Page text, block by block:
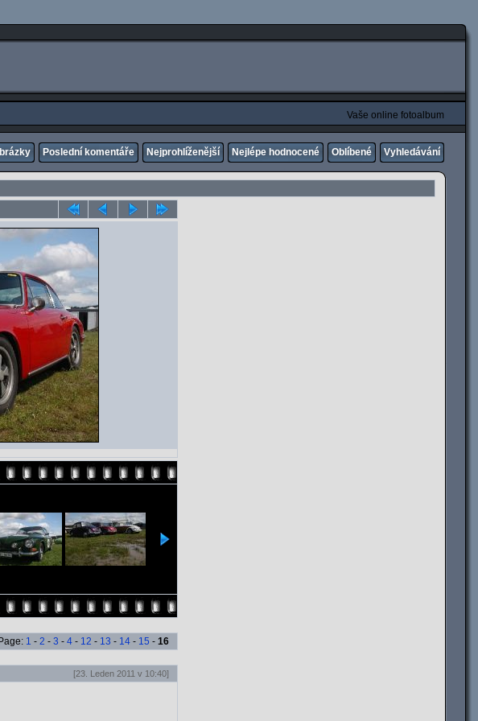
Vaše online fotoalbum
Poslední komentáře Nejprohlíženější Nejlépe hodnocené Oblíbené Vyhledávání
Page: 1 - 2 - 3 - 4 - 12 - 13 - 14 - 15 - 16
[23. Leden 2011 v 10:40]